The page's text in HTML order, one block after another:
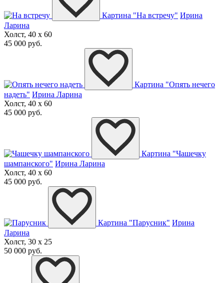
Картина "На встречу" Ирина
Ларина
Холст, 40 x 60
45 000 руб.
Картина "Опять нечего
надеть" Ирина Ларина
Холст, 40 x 60
45 000 руб.
Картина "Чашечку
шампанского" Ирина Ларина
Холст, 40 x 60
45 000 руб.
Картина "Парусник" Ирина
Ларина
Холст, 30 x 25
50 000 руб.